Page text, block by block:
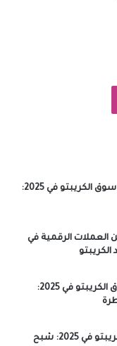
انهيار منصات التداول الكبيرة يُؤدي إلى انهيار سوق الكريبتو في 2025:
العملات الرقمية في
الركود الاقتصادي العالمي يُؤثر سلبًا على سوق الكريبتو في 2025:
الاحتيال والاختراقات تُزعزع الثقة في سوق الكريبتو في 2025: شبح